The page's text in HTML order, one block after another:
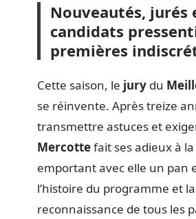
Nouveautés, jurés
candidats
premières
Cette saison, le jury du
se réinvente. Après treize
transmettre astuces et
Mercottefait ses adieux à
emportant avec elle un pan
l’histoire du programme et la
reconnaissance de tous les